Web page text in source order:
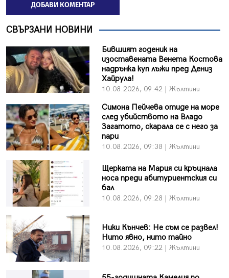
ДОБАВИ КОМЕНТАР
СВЪРЗАНИ НОВИНИ
Бившият годеник на
изоставената Венета Костова
надрънка куп лъжи пред Дениз
Хайрула!
10.08.2026, 09:42 | Жълтини
Симона Пейчева отиде на море
след убийството на Владо
Загатото, скарала се с него за
пари
10.08.2026, 09:38 | Жълтини
Щерката на Мария си кръцнала
носа преди абитуриентския си
бал
10.08.2026, 09:28 | Жълтини
Ники Кънчев: Не съм се развел!
Нито явно, нито тайно
10.08.2026, 09:22 | Жълтини